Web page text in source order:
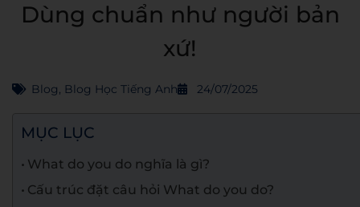
Dùng chuẩn như người bản
xứ!
Blog, Blog Học Tiếng Anh 24/07/2025
MỤC LỤC
What do you do nghĩa là gì?
Cấu trúc đặt câu hỏi What do you do?